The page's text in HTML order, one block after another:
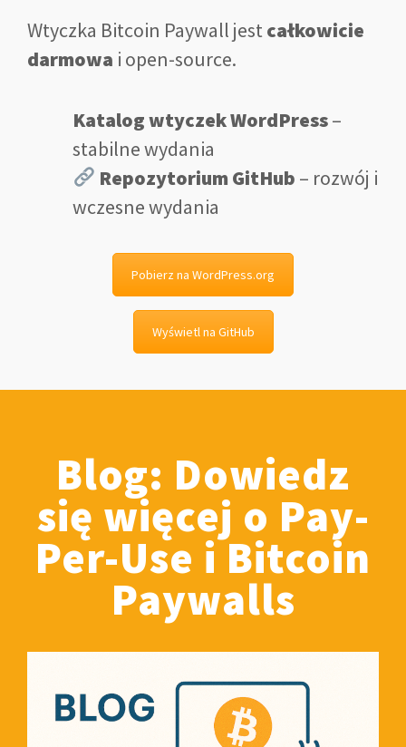
Wtyczka Bitcoin Paywall jestcałkowicie
darmowa i open-source.
Katalog wtyczek WordPress–
stabilne wydania
Repozytorium GitHub – rozwój i
wczesne wydania
Pobierz na WordPress.org
Wyświetl na GitHub
Blog: Dowiedz
się więcej o Pay-
Per-Use i Bitcoin
Paywalls